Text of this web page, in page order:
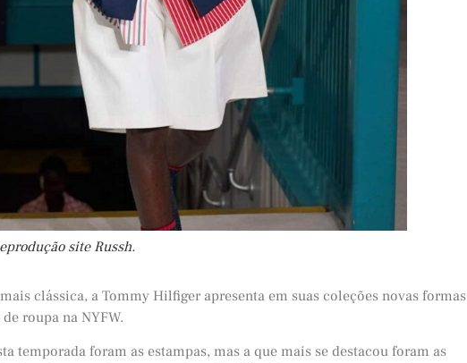
site Russh.
clássica, a Tommy Hilfiger apresenta em suas coleções novas formas
roupa na NYFW.
temporada foram as estampas, mas a que mais se destacou foram as